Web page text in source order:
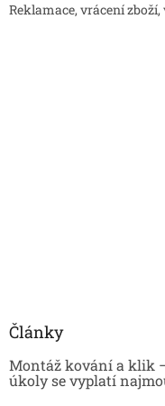
Reklamace, vrácení
Články
Montáž kování a klik
úkoly se vyplatí